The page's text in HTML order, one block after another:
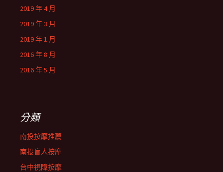
2019 年 4 月
2019 年 3 月
2019 年 1 月
2016 年 8 月
2016 年 5 月
分類
南投按摩推薦
南投盲人按摩
台中視障按摩